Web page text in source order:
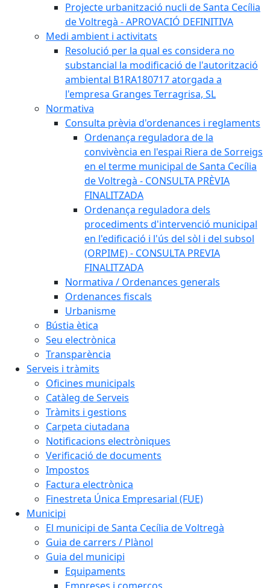
Projecte urbanització nucli de Santa Cecília
de Voltregà - APROVACIÓ DEFINITIVA
Medi ambient i activitats
Resolució per la qual es considera no
substancial la modificació de l'autorització
ambiental B1RA180717 atorgada a
l'empresa Granges Terragrisa, SL
Normativa
Consulta prèvia d'ordenances i reglaments
Ordenança reguladora de la
convivència en l'espai Riera de Sorreigs
en el terme municipal de Santa Cecília
de Voltregà - CONSULTA PRÈVIA
FINALITZADA
Ordenança reguladora dels
procediments d'intervenció municipal
en l'edificació i l'ús del sòl i del subsol
(ORPIME) - CONSULTA PREVIA
FINALITZADA
Normativa / Ordenances generals
Ordenances fiscals
Urbanisme
Bústia ètica
Seu electrònica
Transparència
Serveis i tràmits
Oficines municipals
Catàleg de Serveis
Tràmits i gestions
Carpeta ciutadana
Notificacions electròniques
Verificació de documents
Impostos
Factura electrònica
Finestreta Única Empresarial (FUE)
Municipi
El municipi de Santa Cecília de Voltregà
Guia de carrers / Plànol
Guia del municipi
Equipaments